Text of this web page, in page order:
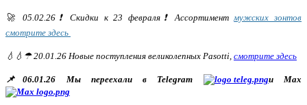
🚀 05.02.26❗ Скидки к 23 февраля❗ Ассортимент мужских зонтов
смотрите здесь
💧💧☂ 20.01.26 Новые поступления великолепных Pasotti, смотрите здесь
📌06.01.26 Мы переехали в Telegram и Max